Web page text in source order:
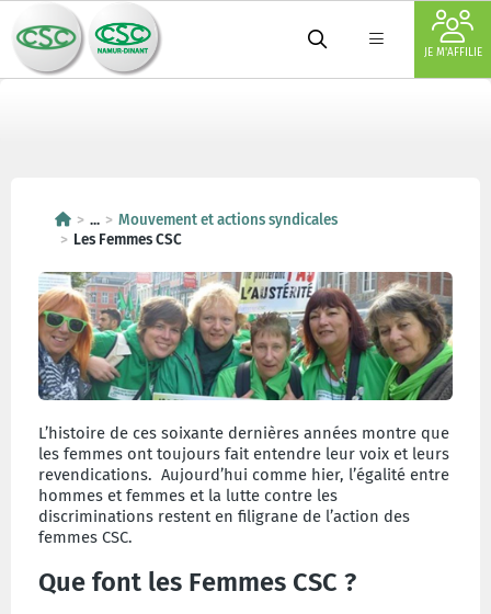
JE M'AFFILIE
...
Mouvement et actions syndicales
Les Femmes CSC
L’histoire de ces soixante dernières années montre que
les femmes ont toujours fait entendre leur voix et leurs
revendications. Aujourd’hui comme hier, l’égalité entre
hommes et femmes et la lutte contre les
discriminations restent en filigrane de l’action des
femmes CSC.
Que font les Femmes CSC ?